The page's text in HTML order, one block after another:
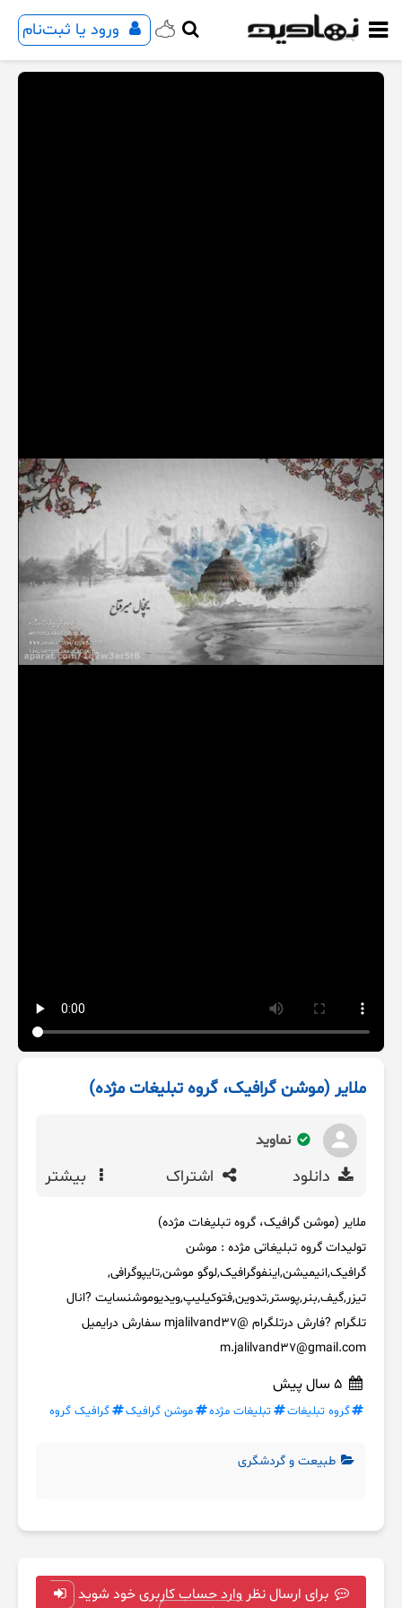
ورود یا ثبت‌نام
ملایر (موشن گرافیک، گروه تبلیغات مژده)
نماوید
دانلود اشتراک بیشتر
ملایر (موشن گرافیک، گروه تبلیغات مژده)
تولیدات گروه تبلیغاتی مژده : موشن
گرافیک,انیمیشن,اینفوگرافیک,لوگو موشن,تایپوگرافی,
تیزر,گیف,بنر,پوستر,تدوین,فتوکیلیپ,ویدیوموشنسایت ?انال
تلگرام ?فارش درتلگرام @mjalilvand37 سفارش درایمیل
m.jalilvand37@gmail.com
گروه تبلیغات تبلیغات مژده موشن گرافیک گرافیک گروه
طبیعت و گردشگری
برای ارسال نظر وارد حساب کاربری خود شوید